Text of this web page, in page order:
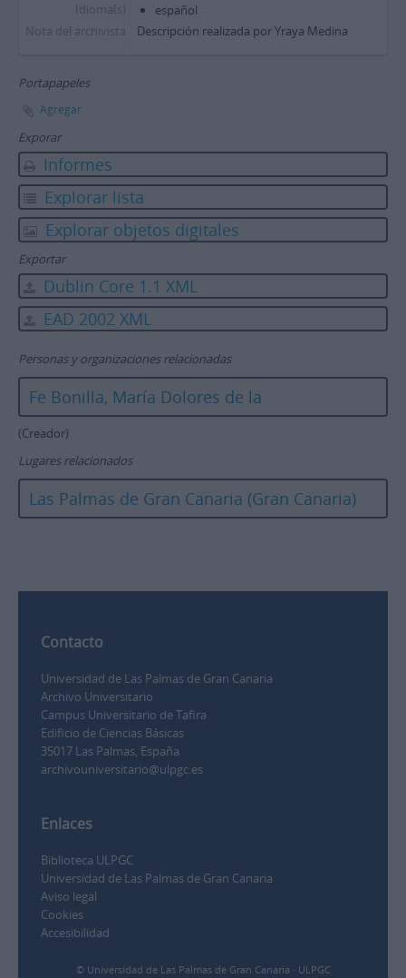
Idioma(s)
español
Nota del archivista
Descripción realizada por Yraya Medina
Portapapeles
Agregar
Exporar
Informes
Explorar lista
Explorar objetos digitales
Exportar
Dublin Core 1.1 XML
EAD 2002 XML
Personas y organizaciones relacionadas
Fe Bonilla, María Dolores de la
(Creador)
Lugares relacionados
Las Palmas de Gran Canaria (Gran Canaria)
Contacto
Universidad de Las Palmas de Gran Canaria
Archivo Universitario
Campus Universitario de Tafira
Edificio de Ciencias Básicas
35017 Las Palmas, España
archivouniversitario@ulpgc.es
Enlaces
Biblioteca ULPGC
Universidad de Las Palmas de Gran Canaria
Aviso legal
Cookies
Accesibilidad
© Universidad de Las Palmas de Gran Canaria · ULPGC